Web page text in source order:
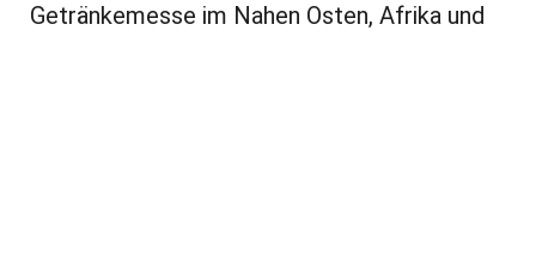
Getränkemesse im Nahen Osten, Afrika und